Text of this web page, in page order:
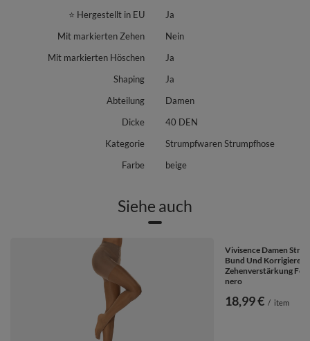
⭐ Hergestellt in EU
Ja
Mit markierten Zehen
Nein
Mit markierten Höschen
Ja
Shaping
Ja
Abteilung
Damen
Dicke
40 DEN
Kategorie
Strumpfwaren Strumpfhose
Farbe
beige
Siehe auch
Vivisence Damen
Bund Und
Zehenverstärkung
nero
18,99 € / item